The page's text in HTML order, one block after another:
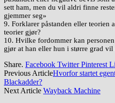
sett ham, men du vil aldri finne
gjemmer seg»
9. Forklarer påstanden eller teorien
teorier gjør?
10. Hvilke fordommer kan
gjør at han eller hun i større grad vil
Share. Facebook Twitter Pinterest
Previous ArticleHvorfor startet
Blackadder?
Next Article Wayback Machine